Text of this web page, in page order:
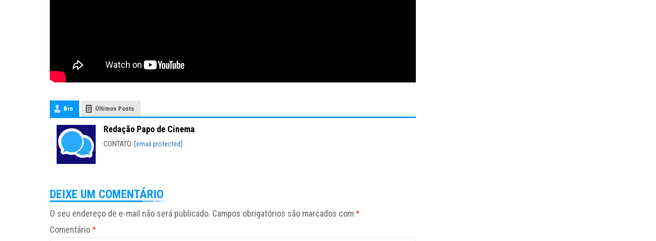
Bio Últimos Posts
Redação Papo de Cinema
CONTATO: [email protected]
DEIXE UM COMENTÁRIO
O seu endereço de e-mail não será publicado. Campos obrigatórios são marcados com *
Comentário*